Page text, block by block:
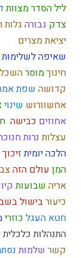
ליל הסדרמצוות
צדק גבורה גלות
יציאת מצרים
שאיפה לשלימות
חינוךמוסר
קדושה שפת
אחשוורוש שינוי
אחוזים כבישה
עצלותנרות
הלכה יומיתזיכוך
המן עולם הזה
אריה שבועות
כיעורבישול
חטא העגל כוזרי
התנהלות כלכלית
קשר שלמות